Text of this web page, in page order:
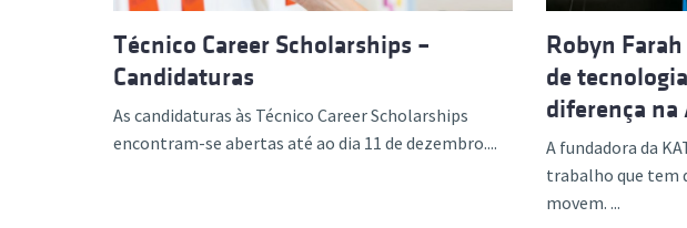
Técnico Career Scholarships –
Candidaturas
As candidaturas às Técnico Career Scholarships
encontram-se abertas até ao dia 11 de dezembro....
Robyn
de
diferença na
A fundadora da
trabalho que tem
movem. ...